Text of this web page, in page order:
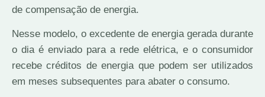
de compensação de energia.
Nesse modelo, o excedente de energia gerada durante
o dia é enviado para a rede elétrica, e o consumidor
recebe créditos de energia que podem ser utilizados
em meses subsequentes para abater o consumo.